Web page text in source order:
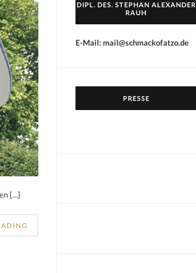
[…]
DIPL. DES. STEPHAN ALEXANDER
RAUH
E-Mail: mail@schmackofatzo.de
PRESSE